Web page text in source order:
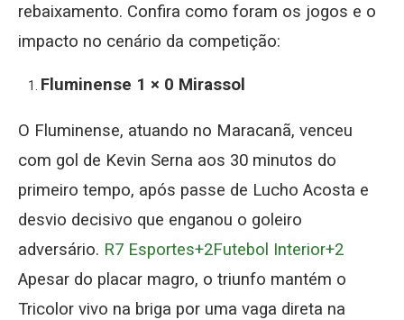
rebaixamento. Confira como foram os jogos e o
impacto no cenário da competição:
Fluminense 1 × 0 Mirassol
O Fluminense, atuando no Maracanã, venceu
com gol de Kevin Serna aos 30 minutos do
primeiro tempo, após passe de Lucho Acosta e
desvio decisivo que enganou o goleiro
adversário. R7 Esportes+2Futebol Interior+2
Apesar do placar magro, o triunfo mantém o
Tricolor vivo na briga por uma vaga direta na